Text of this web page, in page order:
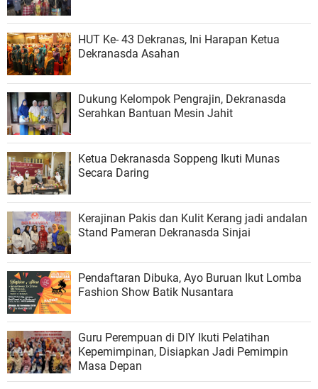
HUT Ke- 43 Dekranas, Ini Harapan Ketua
Dekranasda Asahan
Dukung Kelompok Pengrajin, Dekranasda
Serahkan Bantuan Mesin Jahit
Ketua Dekranasda Soppeng Ikuti Munas
Secara Daring
Kerajinan Pakis dan Kulit Kerang jadi andalan
Stand Pameran Dekranasda Sinjai
Pendaftaran Dibuka, Ayo Buruan Ikut Lomba
Fashion Show Batik Nusantara
Guru Perempuan di DIY Ikuti Pelatihan
Kepemimpinan, Disiapkan Jadi Pemimpin
Masa Depan